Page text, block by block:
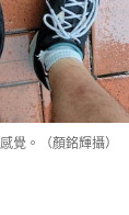
覺。（顏銘輝攝）